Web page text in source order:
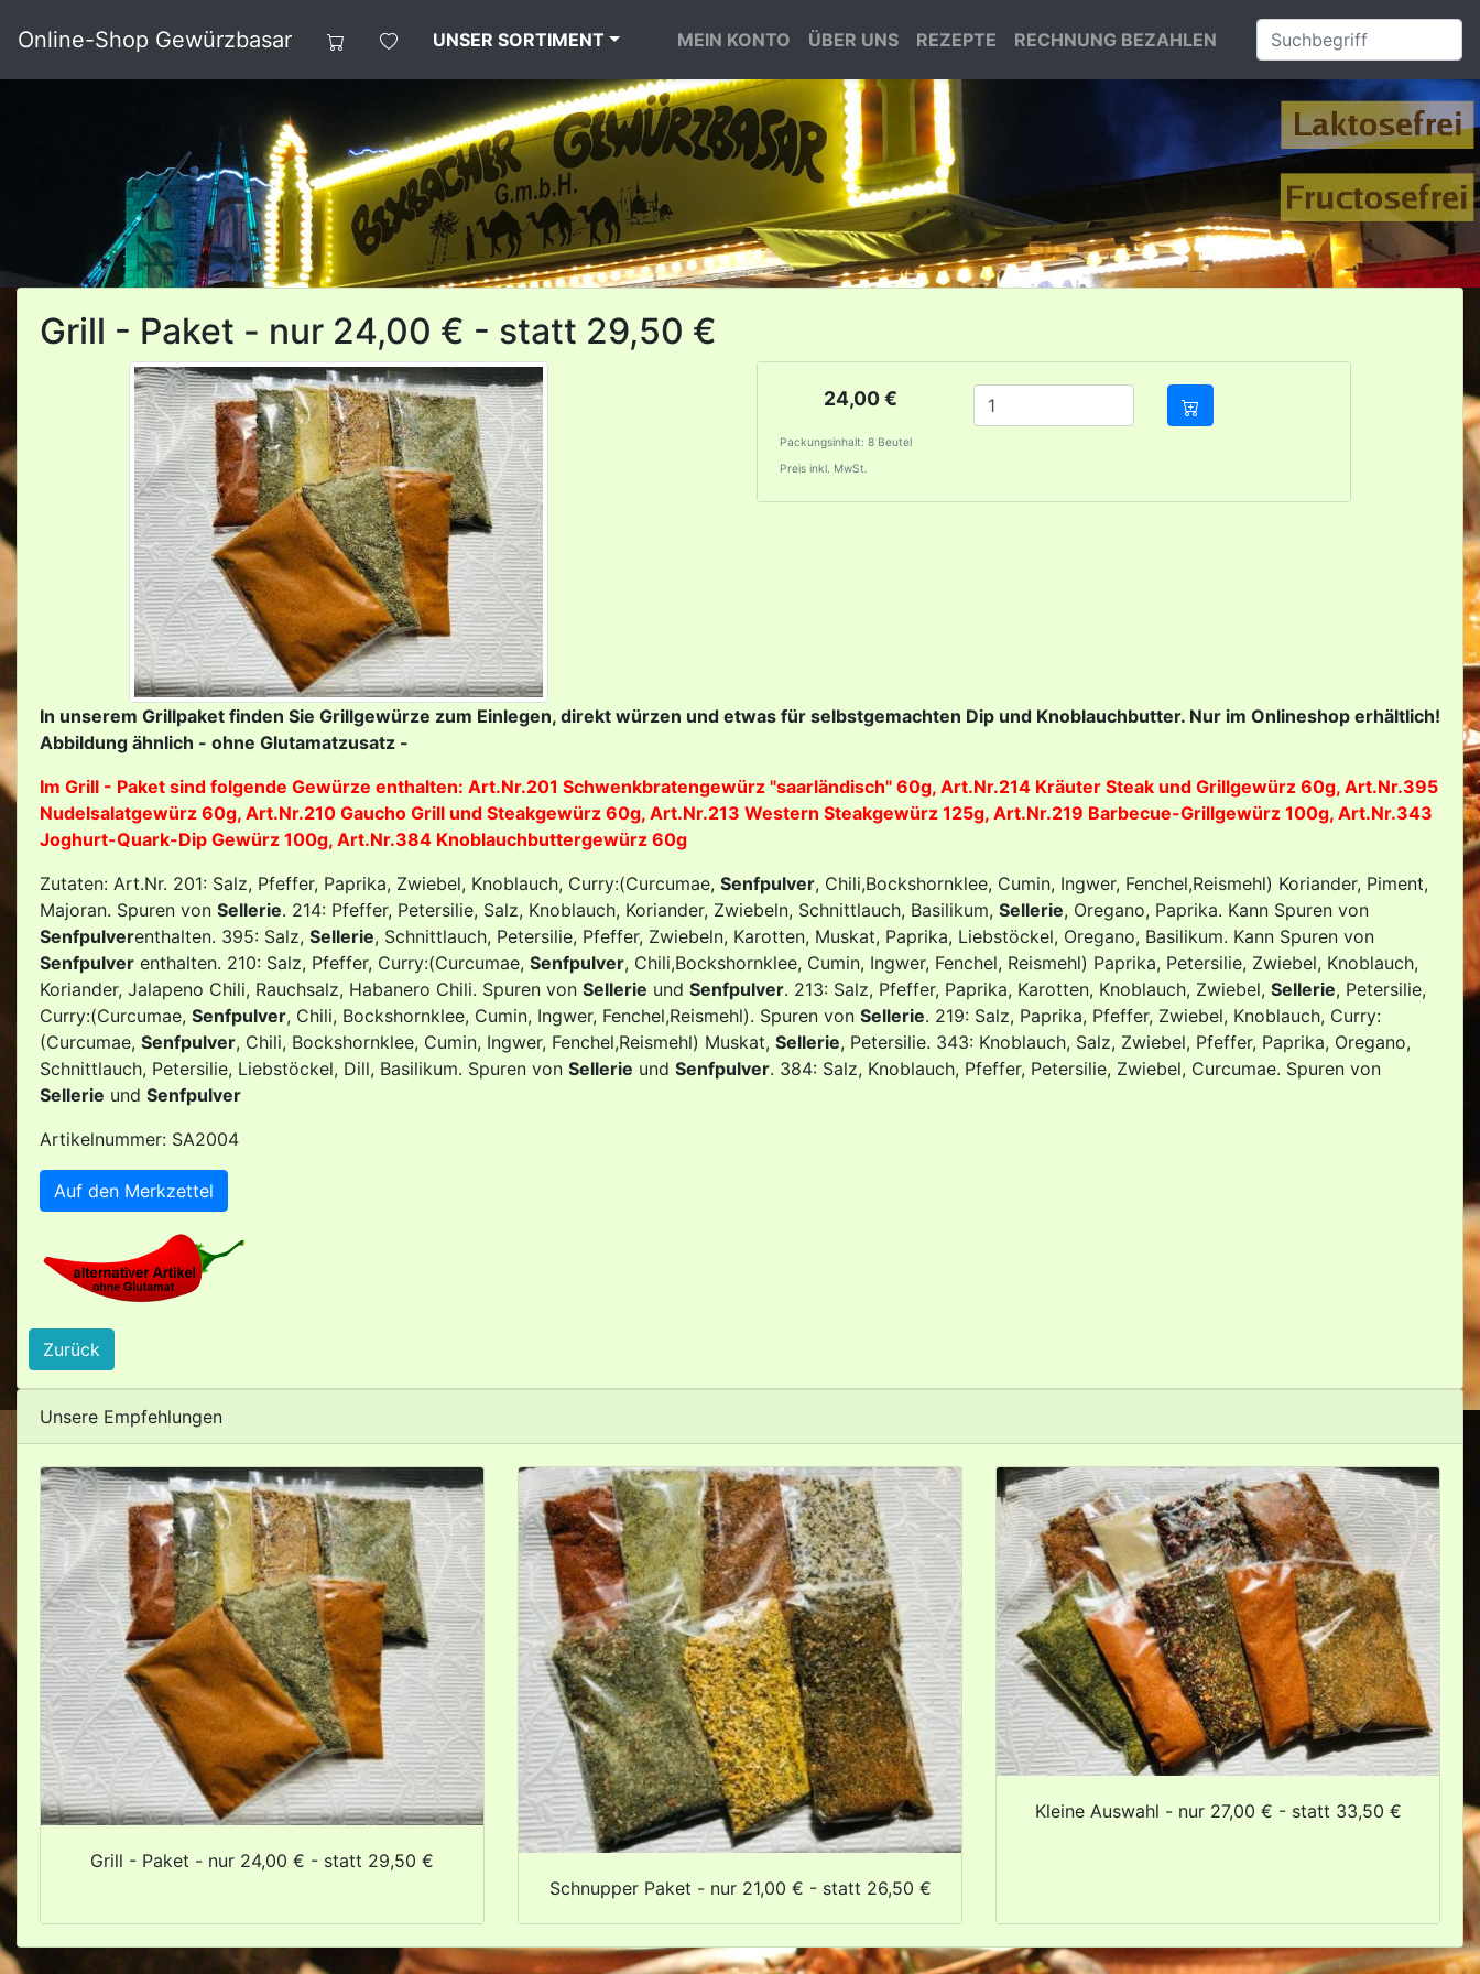
Online-Shop Gewürzbasar UNSER SORTIMENT MEIN KONTO ÜBER UNS REZEPTE RECHNUNG BEZAHLEN
Grill - Paket - nur 24,00 € - statt 29,50 €
24,00 €
Packungsinhalt: 8 Beutel
Preis inkl. MwSt.
In unserem Grillpaket finden Sie Grillgewürze zum Einlegen, direkt würzen und etwas für selbstgemachten Dip und Knoblauchbutter. Nur im Onlineshop erhältlich!
Abbildung ähnlich - ohne Glutamatzusatz -
Im Grill - Paket sind folgende Gewürze enthalten: Art.Nr.201 Schwenkbratengewürz "saarländisch" 60g, Art.Nr.214 Kräuter Steak und Grillgewürz 60g, Art.Nr.395
Nudelsalatgewürz 60g, Art.Nr.210 Gaucho Grill und Steakgewürz 60g, Art.Nr.213 Western Steakgewürz 125g, Art.Nr.219 Barbecue-Grillgewürz 100g, Art.Nr.343
Joghurt-Quark-Dip Gewürz 100g, Art.Nr.384 Knoblauchbuttergewürz 60g
Zutaten: Art.Nr. 201: Salz, Pfeffer, Paprika, Zwiebel, Knoblauch, Curry:(Curcumae, Senfpulver, Chili,Bockshornklee, Cumin, Ingwer, Fenchel,Reismehl) Koriander, Piment,
Majoran. Spuren von Sellerie. 214: Pfeffer, Petersilie, Salz, Knoblauch, Koriander, Zwiebeln, Schnittlauch, Basilikum, Sellerie, Oregano, Paprika. Kann Spuren von
Senfpulverenthalten. 395: Salz, Sellerie, Schnittlauch, Petersilie, Pfeffer, Zwiebeln, Karotten, Muskat, Paprika, Liebstöckel, Oregano, Basilikum. Kann Spuren von
Senfpulver enthalten. 210: Salz, Pfeffer, Curry:(Curcumae, Senfpulver, Chili,Bockshornklee, Cumin, Ingwer, Fenchel, Reismehl) Paprika, Petersilie, Zwiebel, Knoblauch,
Koriander, Jalapeno Chili, Rauchsalz, Habanero Chili. Spuren von Sellerie und Senfpulver. 213: Salz, Pfeffer, Paprika, Karotten, Knoblauch, Zwiebel, Sellerie, Petersilie,
Curry:(Curcumae, Senfpulver, Chili, Bockshornklee, Cumin, Ingwer, Fenchel,Reismehl). Spuren von Sellerie. 219: Salz, Paprika, Pfeffer, Zwiebel, Knoblauch, Curry:
(Curcumae, Senfpulver, Chili, Bockshornklee, Cumin, Ingwer, Fenchel,Reismehl) Muskat, Sellerie, Petersilie. 343: Knoblauch, Salz, Zwiebel, Pfeffer, Paprika, Oregano,
Schnittlauch, Petersilie, Liebstöckel, Dill, Basilikum. Spuren von Sellerie und Senfpulver. 384: Salz, Knoblauch, Pfeffer, Petersilie, Zwiebel, Curcumae. Spuren von
Sellerie und Senfpulver
Artikelnummer: SA2004
Auf den Merkzettel
Zurück
Unsere Empfehlungen
Grill - Paket - nur 24,00 € - statt 29,50 €
Schnupper Paket - nur 21,00 € - statt 26,50 €
Kleine Auswahl - nur 27,00 € - statt 33,50 €